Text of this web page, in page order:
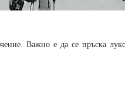
Важно е да се пръска